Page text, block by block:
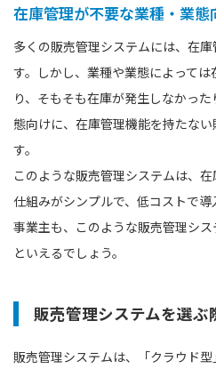
在庫管理が不要な業種・業
多くの販売管理システムには、在
す。しかし、業種や業態によって
り、そもそも在庫が発生しなかっ
態向けに、在庫管理機能を持たな
す。
このような販売管理システムは、在
仕組みがシンプルで、低コストで
事業主も、このような販売管理シ
といえるでしょう。
販売管理システムを選ぶ
販売管理システムは、「クラウド